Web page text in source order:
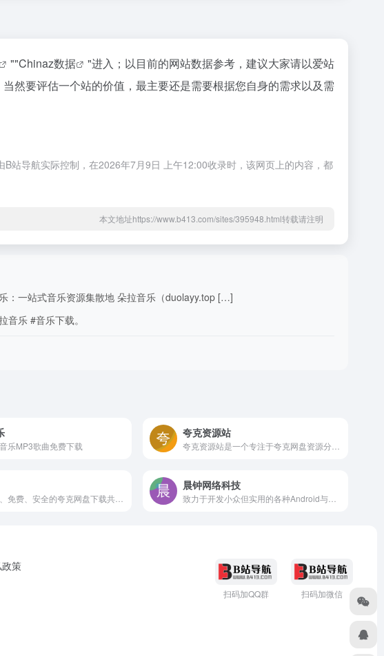
""Chinaz数据
"进入；以目前的网站数据参考，建议大家请以爱站
然要评估一个站的价值，最主要还是需要根据您自身的需求以及需
站导航实际控制，在2026年7月9日 上午12:00收录时，该网页上的内容，都
本文地址https://www.b413.com/sites/395948.html转载请注明
：一站式音乐资源集散地 朵拉音乐（duolayy.top […]
乐 #音乐下载。
乐MP3歌曲免费下载
夸克资源站
晨钟网络科技
策
扫码加QQ群 扫码加微信